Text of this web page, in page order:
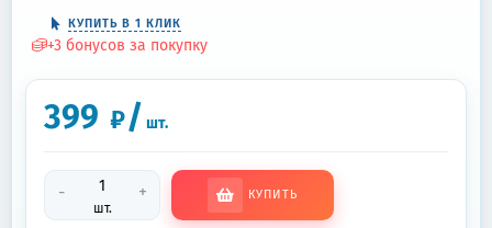
КУПИТЬ В 1 КЛИК
+3 бонусов за покупку
399 ₽/ шт.
-
шт.
+ КУПИТЬ